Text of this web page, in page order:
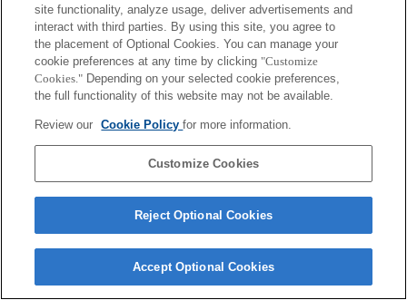
site functionality, analyze usage, deliver advertisements and
interact with third parties. By using this site, you agree to
the placement of Optional Cookies. You can manage your
cookie preferences at any time by clicking "Customize
Cookies." Depending on your selected cookie preferences,
the full functionality of this website may not be available.
Review our Cookie Policyfor more information.
Customize Cookies
Reject Optional Cookies
Accept Optional Cookies